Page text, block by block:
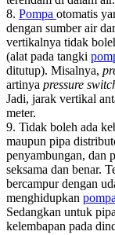
8. Pompa otomatis
dengan sumber air
vertikalnya tidak
(alat pada tangki
ditutup). Misalnya,
artinya pressure
Jadi, jarak vertikal
meter.
9. Tidak boleh ada
maupun pipa
penyambungan, dan
seksama dan benar.
bercampur dengan
menghidupkan pompa
Sedangkan untuk
kelembapan pada